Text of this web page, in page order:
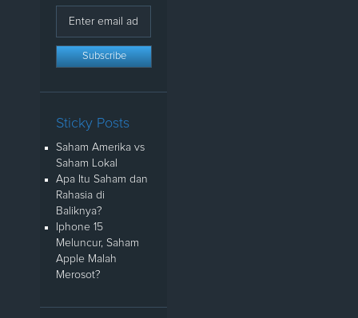
Sticky Posts
Saham Amerika vs
Saham Lokal
Apa Itu Saham dan
Rahasia di
Baliknya?
Iphone 15
Meluncur, Saham
Apple Malah
Merosot?